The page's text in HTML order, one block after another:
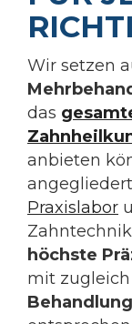
Wir setzen
das
anbieten
Praxislabor
höchste
mit zugleich